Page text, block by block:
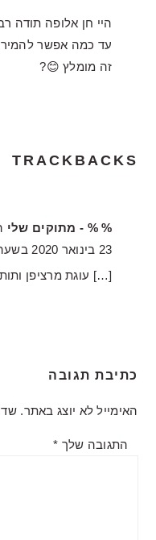
היי חן אלופה תודה
עד כמה אפשר
זה מומלץ 😊?
TRACKBACKS
% % - מתוקים שלי
23 בינואר 2020 בשעה 11:21
[…] עוגת מרציפן
כתיבת תגובה
האימייל לא יוצג באתר.
התגובה שלך *